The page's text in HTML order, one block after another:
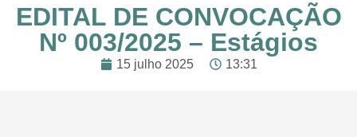
EDITAL DE CONVOCAÇÃO
Nº 003/2025 – Estágios
15 julho 2025 13:31